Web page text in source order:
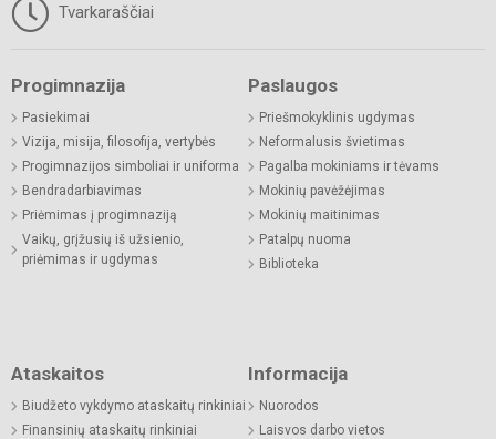
Tvarkaraščiai
Progimnazija
Pasiekimai
Vizija, misija, filosofija, vertybės
Progimnazijos simboliai ir uniforma
Bendradarbiavimas
Priėmimas į progimnaziją
Vaikų, grįžusių iš užsienio,
priėmimas ir ugdymas
Paslaugos
Priešmokyklinis ugdymas
Neformalusis švietimas
Pagalba mokiniams ir tėvams
Mokinių pavėžėjimas
Mokinių maitinimas
Patalpų nuoma
Biblioteka
Ataskaitos
Biudžeto vykdymo ataskaitų rinkiniai
Finansinių ataskaitų rinkiniai
Informacija
Nuorodos
Laisvos darbo vietos